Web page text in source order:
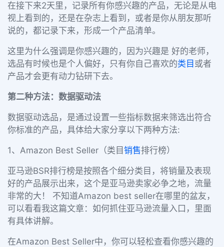
在接下来2天里，记录所有你感兴趣的产品，无论是从电
视上看到的，还是在杂志上看到，或者是你从朋友那听
说的，都记录下来，形成一个产品清单。
这里为什么强调是你感兴趣的，因为兴趣是 好的老师，
选品有时候也是个人偏好，只有你自己喜欢的类目 或者
产品才会更有动力钻研下去。
第二种方法：数据驱动法
数据驱动选品，是通过设置一些指标数据来筛选出符合
你标准的产品，具体给大家分享以下两种方法:
1、Amazon Best Seller（类目 销售排行榜）
亚马逊BSR排行榜是按照各个细分类目，将销量及表现
好的产品展示出来，这个是亚马逊卖家必争之地，流量
非常的大！ 不知道Amazon best seller在哪里的盆友，
可以看看我这篇文章：如何抓住亚马逊流量入口，里面
有具体讲解。
在Amazon Best Seller中，你可以轻松查看你感兴趣的